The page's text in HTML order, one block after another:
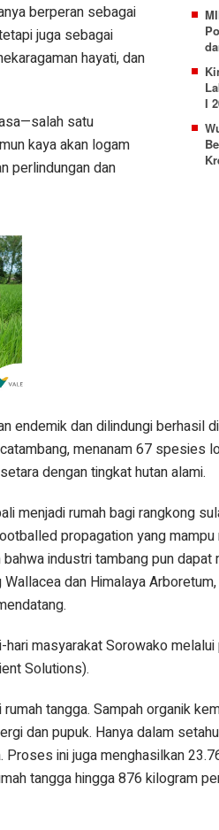
I
berperan sebagai
juga sebagai
hayati, dan
satu
kaya akan logam
perlindungan dan
endemik dan dilindungi berhasil
menanam 67 spesies
dengan tingkat hutan alami.
menjadi rumah bagi rangkong
propagation yang
industri tambang pun dapat
dan Himalaya
masyarakat Sorowako
Solutions).
tangga. Sampah organik
dan pupuk. Hanya dalam
ini juga menghasilkan
tangga hingga 876 kilogram